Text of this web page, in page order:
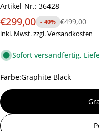
Artikel-Nr.: 36428
Verkaufspreis
€299,00 - 40%
Regulärer
Preis
€499,00
inkl. Mwst. zzgl.Versandkosten
Sofort versandfertig,
Farbe:Graphite Black